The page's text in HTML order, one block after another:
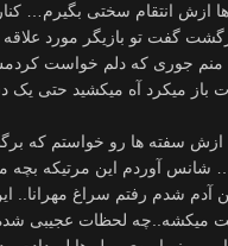
ازش انتقام سختی بگیرم…
گفت تو بازیگر مورد
جوری که دلم خواست
باز میکرد آه میکشید حتی یک
ازش سفته ها رو خواستم که
آوردم این مرتیکه بچه
شدم رفتم سراغ مهرانا..
میکشه..چه لحظات عجیبی شده